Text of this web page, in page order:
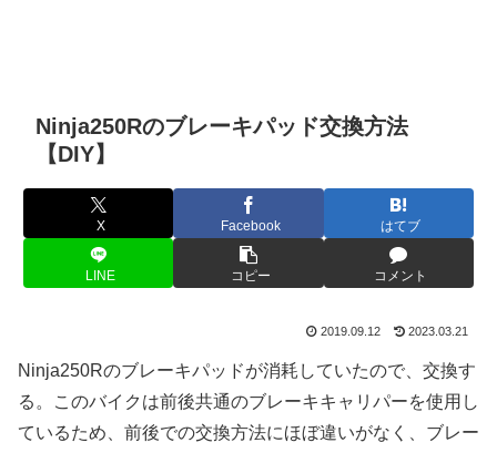
Ninja250Rのブレーキパッド交換方法
【DIY】
X Facebook はてブ
LINE コピー コメント
2019.09.12 2023.03.21
Ninja250Rのブレーキパッドが消耗していたので、交換す
る。このバイクは前後共通のブレーキキャリパーを使用し
ているため、前後での交換方法にほぼ違いがなく、ブレー